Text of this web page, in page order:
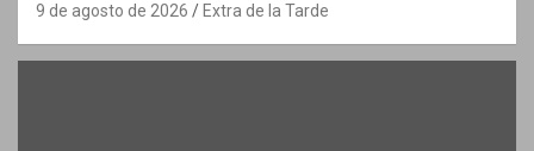
9 de agosto de 2026 Extra de la Tarde